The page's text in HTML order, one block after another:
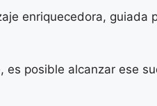
enriquecedora, guiada
es posible alcanzar ese